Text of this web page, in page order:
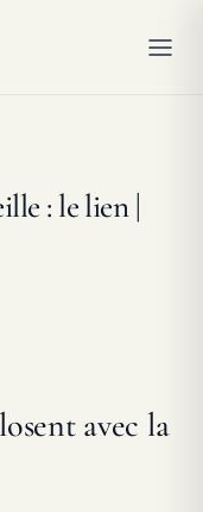
: le lien |
avec la